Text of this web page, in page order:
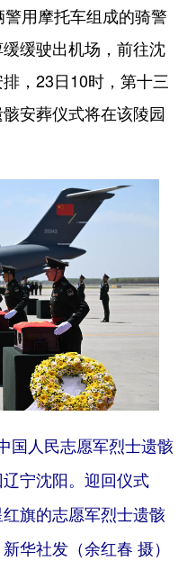
用摩托车组成的骑警
缓驶出机场，前往沈
，23日10时，第十三
安葬仪式将在该陵园
国人民志愿军烈士遗骸
宁沈阳。迎回仪式
红旗的志愿军烈士遗骸
华社发（余红春 摄）